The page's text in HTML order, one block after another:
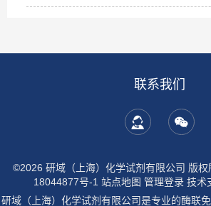
联系我们
©2026 研域（上海）化学试剂有限公司 版权
18044877号-1 站点地图 管理登录技术
研域（上海）化学试剂有限公司是专业的酶联